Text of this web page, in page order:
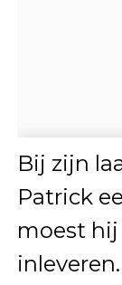
Bij zijn
Patrick
moest
inleveren.